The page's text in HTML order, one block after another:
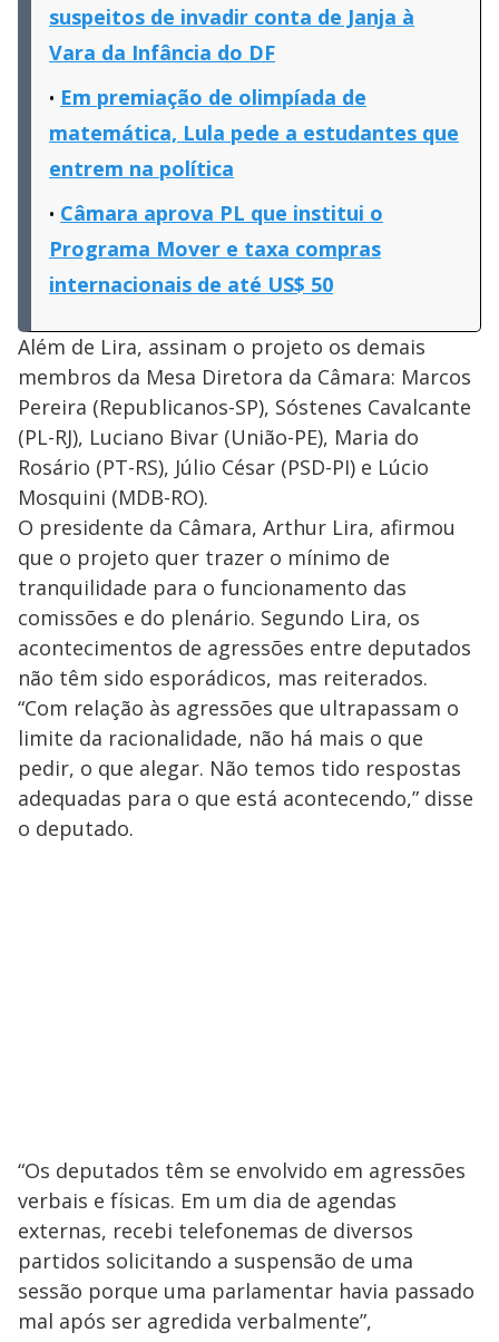
suspeitos de invadir conta de Janja à
Vara da Infância do DF
Em premiação de olimpíada de
matemática, Lula pede a estudantes que
entrem na política
Câmara aprova PL que institui o
Programa Mover e taxa compras
internacionais de até US$ 50
Além de Lira, assinam o projeto os demais
membros da Mesa Diretora da Câmara: Marcos
Pereira (Republicanos-SP), Sóstenes Cavalcante
(PL-RJ), Luciano Bivar (União-PE), Maria do
Rosário (PT-RS), Júlio César (PSD-PI) e Lúcio
Mosquini (MDB-RO).
O presidente da Câmara, Arthur Lira, afirmou
que o projeto quer trazer o mínimo de
tranquilidade para o funcionamento das
comissões e do plenário. Segundo Lira, os
acontecimentos de agressões entre deputados
não têm sido esporádicos, mas reiterados.
“Com relação às agressões que ultrapassam o
limite da racionalidade, não há mais o que
pedir, o que alegar. Não temos tido respostas
adequadas para o que está acontecendo,” disse
o deputado.
“Os deputados têm se envolvido em agressões
verbais e físicas. Em um dia de agendas
externas, recebi telefonemas de diversos
partidos solicitando a suspensão de uma
sessão porque uma parlamentar havia passado
mal após ser agredida verbalmente”,